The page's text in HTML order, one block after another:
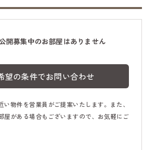
開募集中のお部屋はありません
望の条件でお問い合わせ
い物件を営業員がご提案いたします。また、
屋がある場合もございますので、お気軽にご